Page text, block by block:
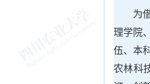
为
理学院
伍、本
农林科